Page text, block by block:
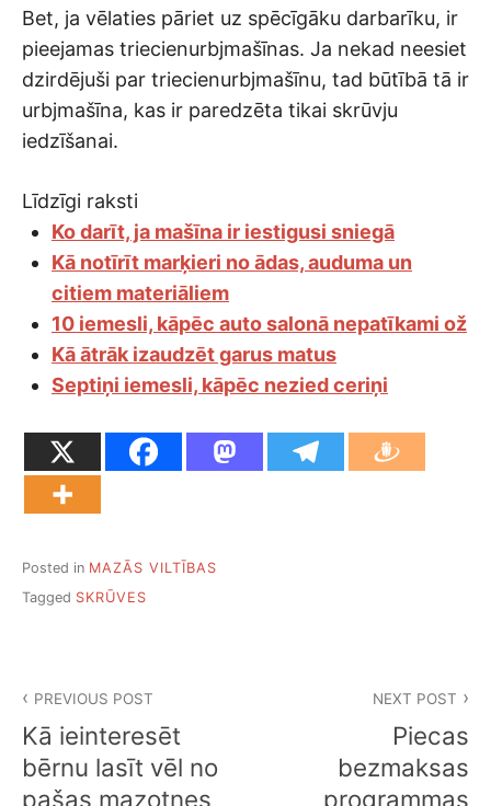
Bet, ja vēlaties pāriet uz spēcīgāku darbarīku, ir
pieejamas triecienurbjmašīnas. Ja nekad neesiet
dzirdējuši par triecienurbjmašīnu, tad būtībā tā ir
urbjmašīna, kas ir paredzēta tikai skrūvju
iedzīšanai.
Līdzīgi raksti
Ko darīt, ja mašīna ir iestigusi sniegā
Kā notīrīt marķieri no ādas, auduma un
citiem materiāliem
10 iemesli, kāpēc auto salonā nepatīkami ož
Kā ātrāk izaudzēt garus matus
Septiņi iemesli, kāpēc nezied ceriņi
Posted in MAZĀS VILTĪBAS
Tagged SKRŪVES
izvēlne
PREVIOUS POST
Kā ieinteresēt
bērnu lasīt vēl no
pašas mazotnes
NEXT POST
Piecas
bezmaksas
programmas